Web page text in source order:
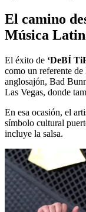
El camino
Música
El éxito de ‘DeBÍ
como un referente de
anglosajón, Bad
Las Vegas, donde
En esa ocasión, el
símbolo cultural
incluye la salsa.